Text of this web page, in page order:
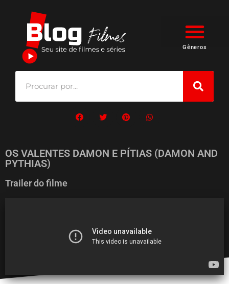
Gêneros
OS VALENTES DAMON E PÍTIAS (DAMON AND
PYTHIAS)
Trailer do filme